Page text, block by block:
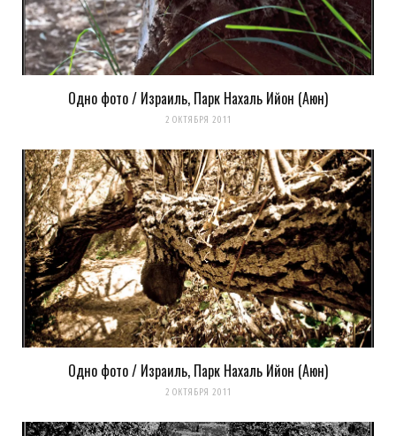
Одно фото / Израиль, Парк Нахаль Ийон (Аюн)
2 ОКТЯБРЯ 2011
Одно фото / Израиль, Парк Нахаль Ийон (Аюн)
2 ОКТЯБРЯ 2011